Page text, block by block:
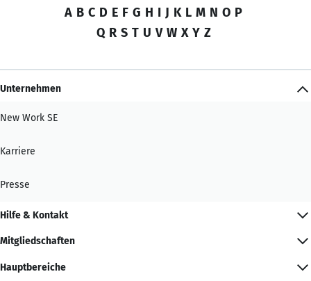
A B C D E F G H I J K L M N O P
Q R S T U V W X Y Z
Unternehmen
New Work SE
Karriere
Presse
Hilfe & Kontakt
Mitgliedschaften
Hauptbereiche